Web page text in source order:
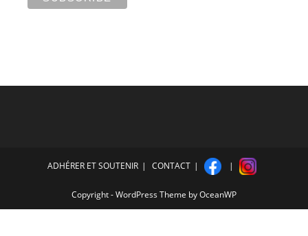
ADHÉRER ET SOUTENIR CONTACT
Copyright - WordPress Theme by OceanWP